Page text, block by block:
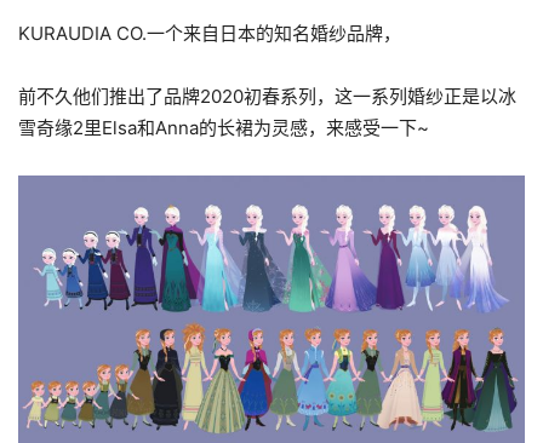
KURAUDIA CO.一个来自日本的知名婚纱品牌，
前不久他们推出了品牌2020初春系列，这一系列婚纱正是以冰
雪奇缘2里Elsa和Anna的长裙为灵感，来感受一下~